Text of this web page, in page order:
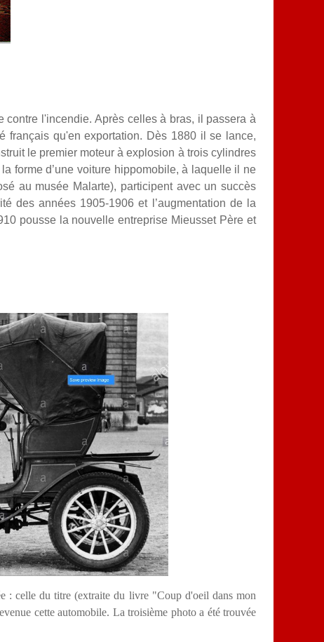
l'incendie. Après celles à bras, il passera à
français qu'en exportation. Dès 1880 il se lance,
le premier moteur à explosion à trois cylindres
forme d’une voiture hippomobile, à laquelle il ne
au musée Malarte), participent avec un succès
des années 1905-1906 et l’augmentation de la
pousse la nouvelle entreprise Mieusset Père et
: celle du titre (extraite du livre "Coup d'oeil dans mon
cette automobile. La troisième photo a été trouvée